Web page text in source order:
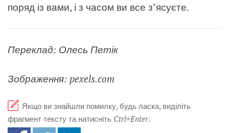
поряд із вами, і з часом ви все з’ясуєте.
Переклад: Олесь Петік
Зображення: pexels.com
Якщо ви знайшли помилку, будь ласка, виділіть
фрагмент тексту та натисніть Ctrl+Enter.